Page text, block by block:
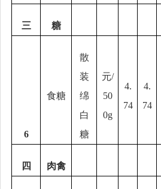
三 糖
6
食糖
散
装
绵
白
糖
元/
50
0g
4.
74
4.
74
四 肉禽